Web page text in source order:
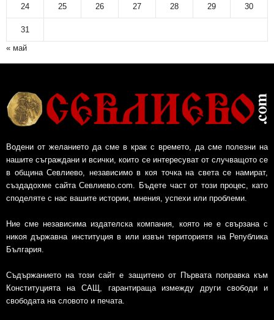
24 25 26 27 28 29 30
31
« май
Водени от желанието да сме в крак с времето, да сме полезни на
нашите съграждани и всички, които се интересуват от случващото се
в община Севлиево, независимо в коя точка на света се намират,
създадохме сайта Севлиево.com. Бъдете част от този процес, като
споделяте с нас вашите истории, мнения, успехи или проблеми.
Ние сме независима издателска компания, която не е свързана с
никоя държавна институция в или извън териториятя на Република
България.
Съдържанието на този сайт е защитено от Първата поправка към
Конституцията на САЩ, гарантираща измежду други свободи и
свободата на словото и печата.